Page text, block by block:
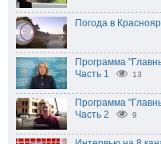
Погода в
Программа
Часть 1
13
Программа
Часть 2
9